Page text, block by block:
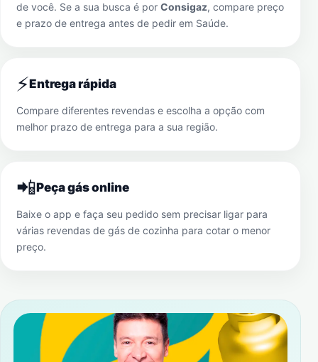
de você. Se a sua busca é por Consigaz, compare preço
e prazo de entrega antes de pedir em Saúde.
⚡Entrega rápida
Compare diferentes revendas e escolha a opção com
melhor prazo de entrega para a sua região.
📲Peça gás online
Baixe o app e faça seu pedido sem precisar ligar para
várias revendas de gás de cozinha para cotar o menor
preço.